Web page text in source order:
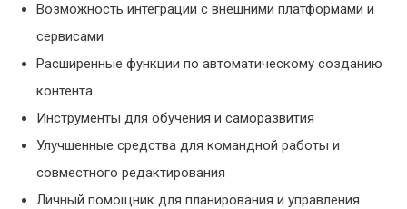
Возможность интеграции с внешними платформами и
сервисами
Расширенные функции по автоматическому созданию
контента
Инструменты для обучения и саморазвития
Улучшенные средства для командной работы и
совместного редактирования
Личный помощник для планирования и управления